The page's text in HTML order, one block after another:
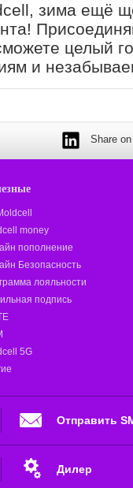
зима ещё
целый
и
Share
money
пополнение
Безопасность
лояльности
подпись
5G
Отправить
Дилер